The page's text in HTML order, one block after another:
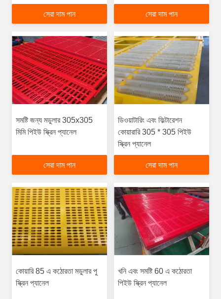
সেরা দাম পান সেরা দাম পান
সমষ্টি জন্য মডুলার 305x305
মিমি পিইউ স্ক্রিন প্যানেল
সেরা দাম পান
ডিওয়াটারিং এবং ফিল্টারেশন
কোয়ারারি 305 * 305 পিইউ
স্ক্রিন প্যানেল
সেরা দাম পান
কোয়ারি 85 এ কঠোরতা মডুলার পু
স্ক্রিন প্যানেল
খনি এবং সমষ্টি 60 এ কঠোরতা
পিইউ স্ক্রিন প্যানেল